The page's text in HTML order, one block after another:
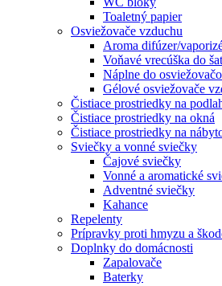
Toaletný papier
Osviežovače vzduchu
Aroma difúzer/
Voňavé vrecúška do
Náplne do
Gélové osviežovače
Čistiace prostriedky na
Čistiace prostriedky na okná
Čistiace prostriedky na
Sviečky a vonné sviečky
Čajové sviečky
Vonné a aromatické
Adventné sviečky
Kahance
Repelenty
Prípravky proti hmyzu a
Doplnky do domácnosti
Zapalovače
Baterky